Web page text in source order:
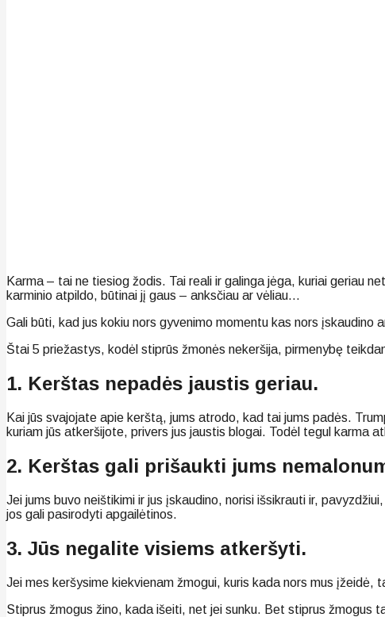
Karma – tai ne tiesiog žodis. Tai reali ir galinga jėga, kuriai geriau
karminio atpildo, būtinai jį gaus – anksčiau ar vėliau…
Gali būti, kad jus kokiu nors gyvenimo momentu kas nors
Štai 5 priežastys, kodėl stiprūs žmonės nekeršija, pirmenybę
1. Kerštas nepadės jaustis geriau.
Kai jūs svajojate apie kerštą, jums atrodo, kad tai jums padės.
kuriam jūs atkeršijote, privers jus jaustis blogai. Todėl tegul karma
2. Kerštas gali prišaukti jums
Jei jums buvo neištikimi ir jus įskaudino, norisi išsikrauti ir,
jos gali pasirodyti apgailėtinos.
3. Jūs negalite visiems atkeršyti.
Jei mes keršysime kiekvienam žmogui, kuris kada nors mus
Stiprus žmogus žino, kada išeiti, net jei sunku. Bet stiprus žmogus